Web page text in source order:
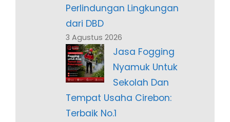
Perlindungan Lingkungan
dari DBD
3 Agustus 2026
Jasa Fogging
Nyamuk Untuk
Sekolah Dan
Tempat Usaha Cirebon:
Terbaik No.1